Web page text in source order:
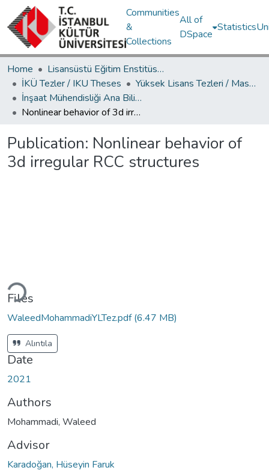
Communities
&
Collections
All of
DSpace
Statistics
Home
Lisansüstü Eğitim Enstitüsü / Postgraduate Education Institute
İKÜ Tezler / IKU Theses
Yüksek Lisans Tezleri / Master's Theses
İnşaat Mühendisliği Ana Bilim Dalı / Civil Engineering Department
Nonlinear behavior of 3d irregular RCC structures
Publication: Nonlinear behavior of
3d irregular RCC structures
Loading...
Files
WaleedMohammadiYLTez.pdf(6.47 MB)
Alıntıla
Date
2021
Authors
Mohammadi, Waleed
Advisor
Karadoğan, Hüseyin Faruk